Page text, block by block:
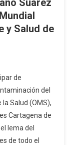
y Salud de
de
del
Salud (OMS),
Cartagena de
lema del
de todo el